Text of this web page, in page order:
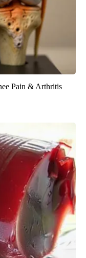
Pain & Arthritis